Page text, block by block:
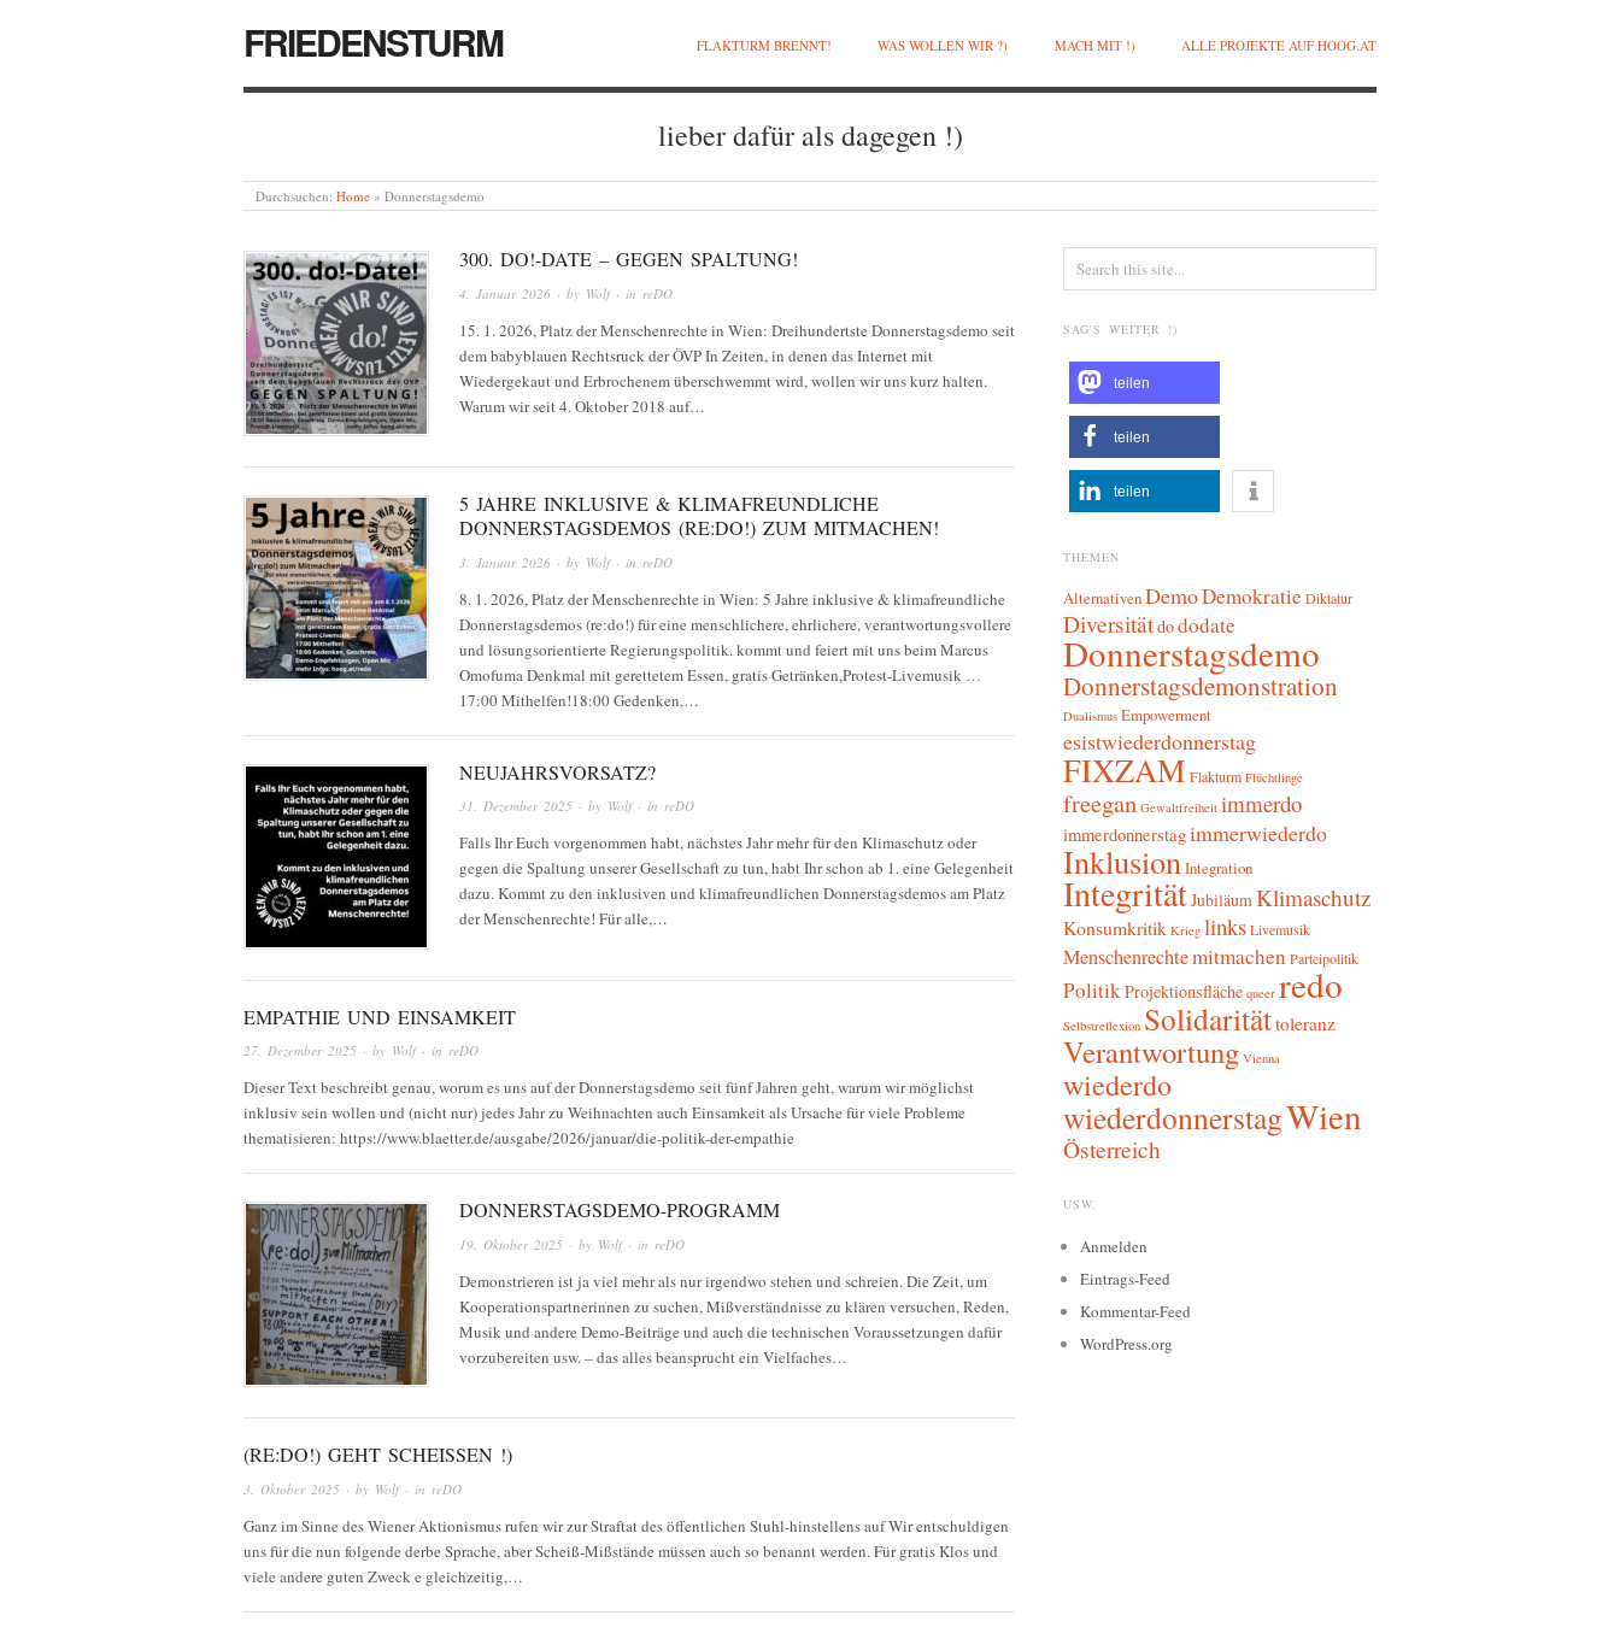
FRIEDENSTURM FLAKTURM BRENNT! WAS WOLLEN WIR ?) MACH MIT !) ALLE PROJEKTE AUF HOOG.AT
lieber dafür als dagegen !)
Durchsuchen: Home » Donnerstagsdemo
300. DO!-DATE – GEGEN SPALTUNG!
4. Januar 2026 · by Wolf· in reDO
15. 1. 2026, Platz der Menschenrechte in Wien: Dreihundertste Donnerstagsdemo seit
dem babyblauen Rechtsruck der ÖVP In Zeiten, in denen das Internet mit
Wiedergekaut und Erbrochenem überschwemmt wird, wollen wir uns kurz halten.
Warum wir seit 4. Oktober 2018 auf…
5 JAHRE INKLUSIVE & KLIMAFREUNDLICHE
DONNERSTAGSDEMOS (RE:DO!) ZUM MITMACHEN!
3. Januar 2026 · by Wolf· in reDO
8. 1. 2026, Platz der Menschenrechte in Wien: 5 Jahre inklusive & klimafreundliche
Donnerstagsdemos (re:do!) für eine menschlichere, ehrlichere, verantwortungsvollere
und lösungsorientierte Regierungspolitik. kommt und feiert mit uns beim Marcus
Omofuma Denkmal mit gerettetem Essen, gratis Getränken,Protest-Livemusik …
17:00 Mithelfen!18:00 Gedenken,…
NEUJAHRSVORSATZ?
31. Dezember 2025 · by Wolf· in reDO
Falls Ihr Euch vorgenommen habt, nächstes Jahr mehr für den Klimaschutz oder
gegen die Spaltung unserer Gesellschaft zu tun, habt Ihr schon ab 1. eine Gelegenheit
dazu. Kommt zu den inklusiven und klimafreundlichen Donnerstagsdemos am Platz
der Menschenrechte! Für alle,…
EMPATHIE UND EINSAMKEIT
27. Dezember 2025 · by Wolf· in reDO
Dieser Text beschreibt genau, worum es uns auf der Donnerstagsdemo seit fünf Jahren geht, warum wir möglichst
inklusiv sein wollen und (nicht nur) jedes Jahr zu Weihnachten auch Einsamkeit als Ursache für viele Probleme
thematisieren: https://www.blaetter.de/ausgabe/2026/januar/die-politik-der-empathie
DONNERSTAGSDEMO-PROGRAMM
19. Oktober 2025 · by Wolf· in reDO
Demonstrieren ist ja viel mehr als nur irgendwo stehen und schreien. Die Zeit, um
Kooperationspartnerinnen zu suchen, Mißverständnisse zu klären versuchen, Reden,
Musik und andere Demo-Beiträge und auch die technischen Voraussetzungen dafür
vorzubereiten usw. – das alles beansprucht ein Vielfaches…
(RE:DO!) GEHT SCHEISSEN !)
3. Oktober 2025 · by Wolf· in reDO
Ganz im Sinne des Wiener Aktionismus rufen wir zur Straftat des öffentlichen Stuhl-hinstellens auf Wir entschuldigen
uns für die nun folgende derbe Sprache, aber Scheiß-Mißstände müssen auch so benannt werden. Für gratis Klos und
viele andere guten Zweck e gleichzeitig,…
SAG'S WEITER !)
teilen
teilen
teilen
THEMEN
AlternativenDemoDemokratie Diktatur
Diversitätdododate
Donnerstagsdemo
Donnerstagsdemonstration
Dualismus Empowerment
esistwiederdonnerstag
FIXZAM Flakturm Flüchtlinge
freegan Gewaltfreiheit immerdo
immerdonnerstagimmerwiederdo
InklusionIntegration
IntegritätJubiläumKlimaschutz
Konsumkritik Krieg linksLivemusik
Menschenrechtemitmachen Parteipolitik
PolitikProjektionsfläche queer redo
Selbstreflexion Solidaritättoleranz
Verantwortung Vienna
wiederdo
wiederdonnerstagWien
Österreich
USW.
Anmelden
Eintrags-Feed
Kommentar-Feed
WordPress.org